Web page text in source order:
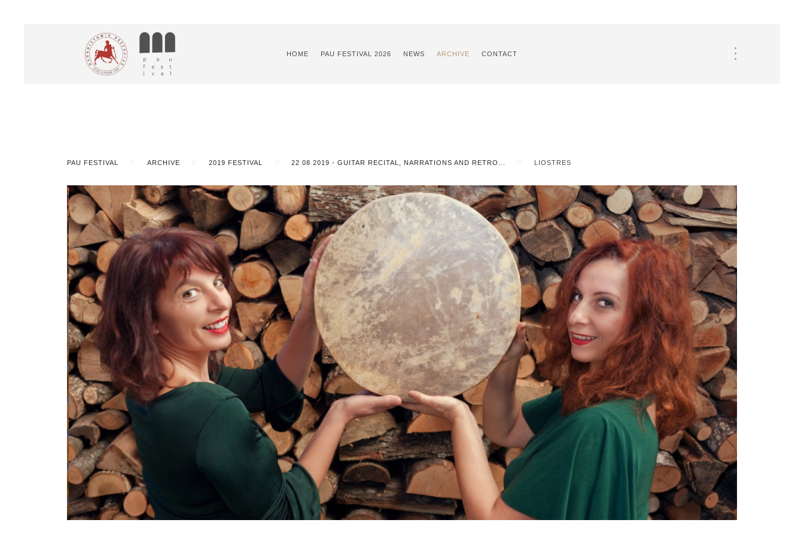
HOME PAU FESTIVAL 2026 NEWS ARCHIVE CONTACT
PAU FESTIVAL ARCHIVE 2019 FESTIVAL 22 08 2019 - GUITAR RECITAL, NARRATIONS AND RETRO... LIOSTRES